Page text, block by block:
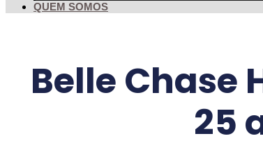
QUEM SOMOS
Belle Chase
25